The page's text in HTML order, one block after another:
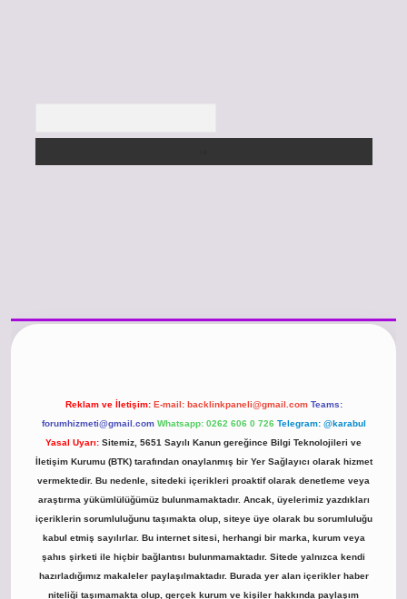
Reklam ve İletişim: E-mail: backlinkpaneli@gmail.com Teams:
forumhizmeti@gmail.com Whatsapp: 0262 606 0 726 Telegram: @karabul
Yasal Uyarı: Sitemiz, 5651 Sayılı Kanun gereğince Bilgi Teknolojileri ve
İletişim Kurumu (BTK) tarafından onaylanmış bir Yer Sağlayıcı olarak hizmet
vermektedir. Bu nedenle, sitedeki içerikleri proaktif olarak denetleme veya
araştırma yükümlülüğümüz bulunmamaktadır. Ancak, üyelerimiz yazdıkları
içeriklerin sorumluluğunu taşımakta olup, siteye üye olarak bu sorumluluğu
kabul etmiş sayılırlar. Bu internet sitesi, herhangi bir marka, kurum veya
şahıs şirketi ile hiçbir bağlantısı bulunmamaktadır. Sitede yalnızca kendi
hazırladığımız makaleler paylaşılmaktadır. Burada yer alan içerikler haber
niteliği taşımamakta olup, gerçek kurum ve kişiler hakkında paylaşım